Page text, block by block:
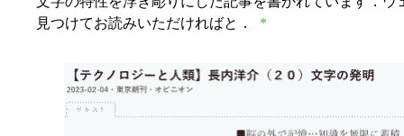
見つけてお読みいただければと． *